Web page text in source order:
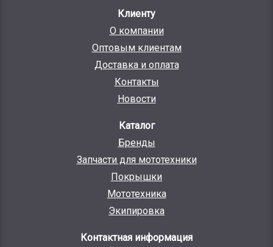
Клиенту
О компании
Оптовым клиентам
Доставка и оплата
Контакты
Новости
Каталог
Бренды
Запчасти для мототехники
Покрышки
Мототехника
Экипировка
Контактная информация